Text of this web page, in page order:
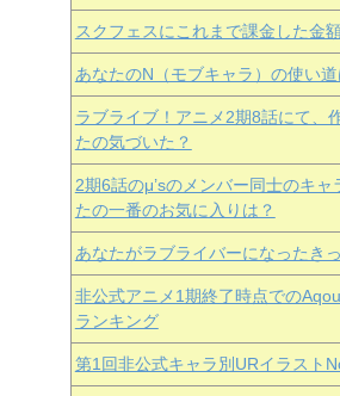
スクフェスにこれまで課金した金
あなたのN（モブキャラ）の使い道
ラブライブ！アニメ2期8話にて、
たの気づいた？
2期6話のμ’sのメンバー同士のキャ
たの一番のお気に入りは？
あなたがラブライバーになったき
非公式アニメ1期終了時点での
ランキング
第1回非公式キャラ別URイラスト